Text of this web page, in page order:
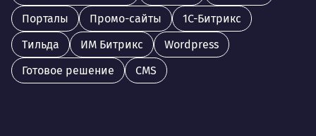
Порталы
Промо-сайты
1С-Битрикс
Тильда
ИМ Битрикс
Wordpress
Готовое решение
CMS